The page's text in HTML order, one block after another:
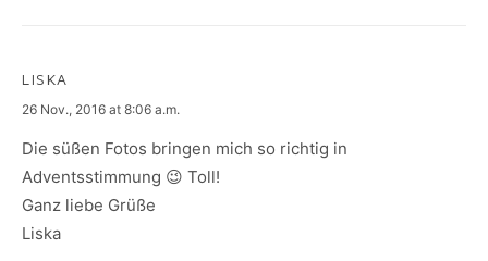
LISKA
says:
26 Nov., 2016 at 8:06 a.m.
Die süßen Fotos bringen mich so richtig in
Adventsstimmung 😉 Toll!
Ganz liebe Grüße
Liska